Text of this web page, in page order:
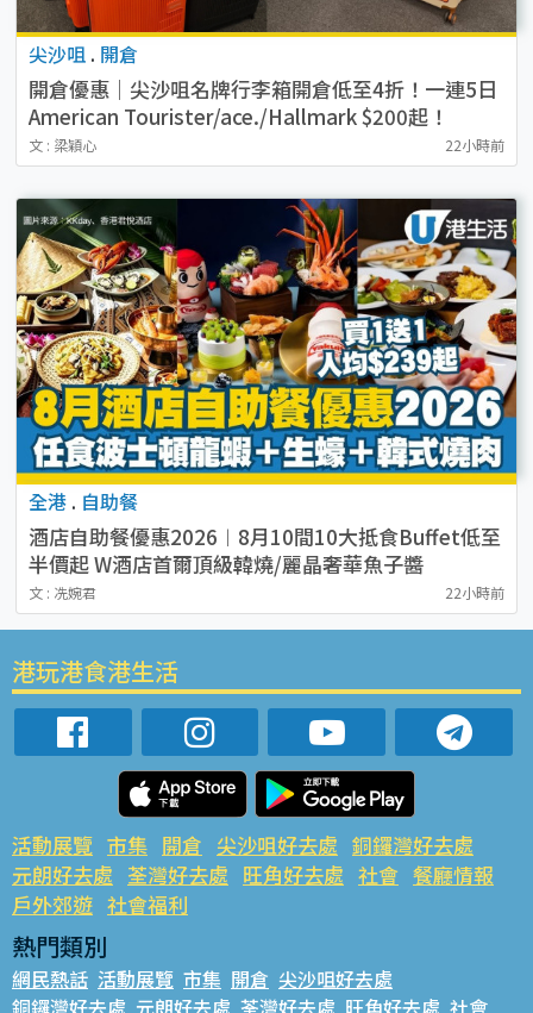
尖沙咀 . 開倉
開倉優惠｜尖沙咀名牌行李箱開倉低至4折！一連5日
American Tourister/ace./Hallmark $200起！
文 : 梁穎心 22小時前
全港 . 自助餐
酒店自助餐優惠2026︱8月10間10大抵食Buffet低至
半價起 W酒店首爾頂級韓燒/麗晶奢華魚子醬
文 : 冼婉君 22小時前
港玩港食港生活
活動展覽 市集 開倉 尖沙咀好去處 銅鑼灣好去處
元朗好去處 荃灣好去處 旺角好去處 社會 餐廳情報
戶外郊遊 社會福利
熱門類別
網民熱話 活動展覽 市集 開倉 尖沙咀好去處
銅鑼灣好去處 元朗好去處 荃灣好去處 旺角好去處 社會